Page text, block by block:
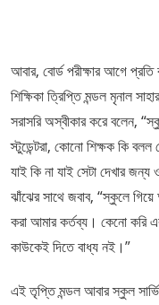
আবার, বোর্ড পরীক্ষার আগে প্রতি
শিক্ষিকা ত্রিপ্তি মন্ডল মৃনাল
সরাসরি অস্বীকার করে বলেন,
স্টুডেন্টরা, কোনো শিক্ষক কি
যাই কি না যাই সেটা দেখার
ঝাঁঝের সাথে জবাব, “স্কুলে
করা আমার কর্তব্য। কেনো করি
কাউকেই দিতে বাধ্য নই।”
এই তৃপ্তি মন্ডল আবার স্কুল